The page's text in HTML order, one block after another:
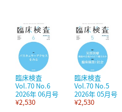
臨床検査
Vol.70 No.6
2026年 06月号
¥2,530
臨床検査
Vol.70 No.5
2026年 05月号
¥2,530